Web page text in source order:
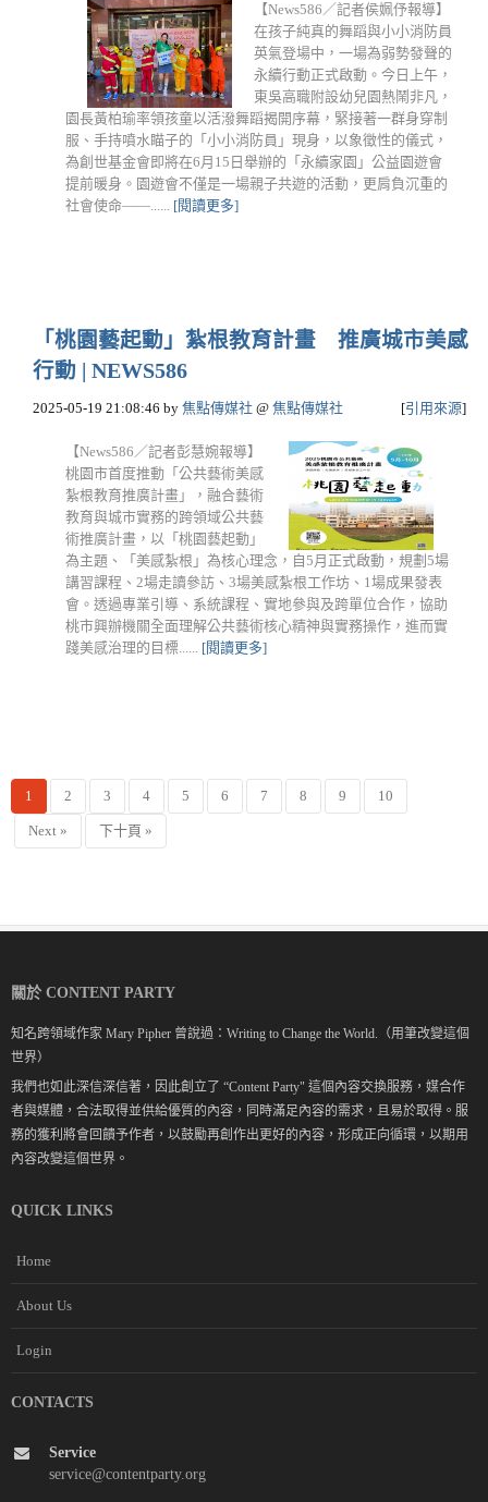
【News586／記者侯姵伃報導】
在孩子純真的舞蹈與小小消防員
英氣登場中，一場為弱勢發聲的
永續行動正式啟動。今日上午，
東吳高職附設幼兒園熱鬧非凡，
園長黃柏瑜率領孩童以活潑舞蹈揭開序幕，緊接著一群身穿制
服、手持噴水瞄子的「小小消防員」現身，以象徵性的儀式，
為創世基金會即將在6月15日舉辦的「永續家園」公益園遊會
提前暖身。園遊會不僅是一場親子共遊的活動，更肩負沉重的
社會使命——...... [閱讀更多]
「桃園藝起動」紮根教育計畫 推廣城市美感
行動 | NEWS586
2025-05-19 21:08:46 by 焦點傳媒社 @ 焦點傳媒社 [引用來源]
【News586／記者彭慧婉報導】
桃園市首度推動「公共藝術美感
紮根教育推廣計畫」，融合藝術
教育與城市實務的跨領域公共藝
術推廣計畫，以「桃園藝起動」
為主題、「美感紮根」為核心理念，自5月正式啟動，規劃5場
講習課程、2場走讀參訪、3場美感紮根工作坊、1場成果發表
會。透過專業引導、系統課程、實地參與及跨單位合作，協助
桃市興辦機關全面理解公共藝術核心精神與實務操作，進而實
踐美感治理的目標...... [閱讀更多]
1 2 3 4 5 6 7 8 9 10
Next » 下十頁 »
關於 CONTENT PARTY
知名跨領域作家 Mary Pipher 曾說過：Writing to Change the World.（用筆改變這個
世界）
我們也如此深信深信著，因此創立了 “Content Party" 這個內容交換服務，媒合作
者與媒體，合法取得並供給優質的內容，同時滿足內容的需求，且易於取得。服
務的獲利將會回饋予作者，以鼓勵再創作出更好的內容，形成正向循環，以期用
內容改變這個世界。
QUICK LINKS
Home
About Us
Login
CONTACTS
Service
service@contentparty.org